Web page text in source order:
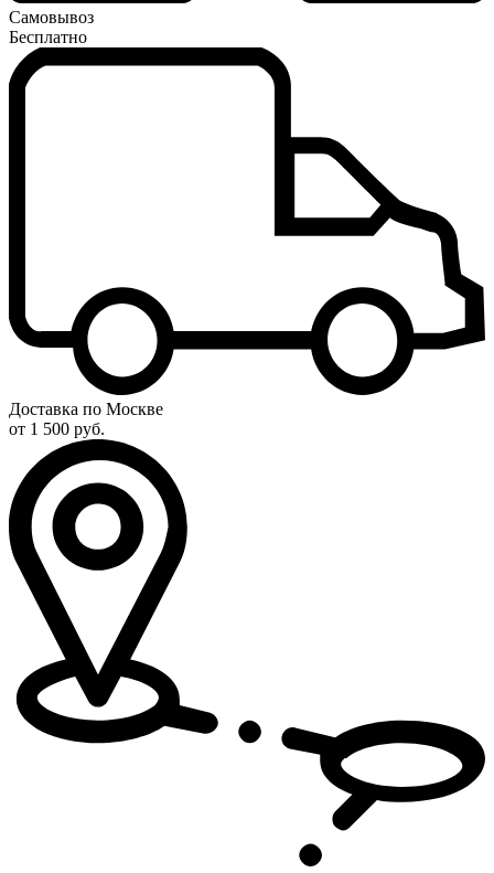
Самовывоз
Бесплатно
Доставка по Москве
от 1 500 руб.